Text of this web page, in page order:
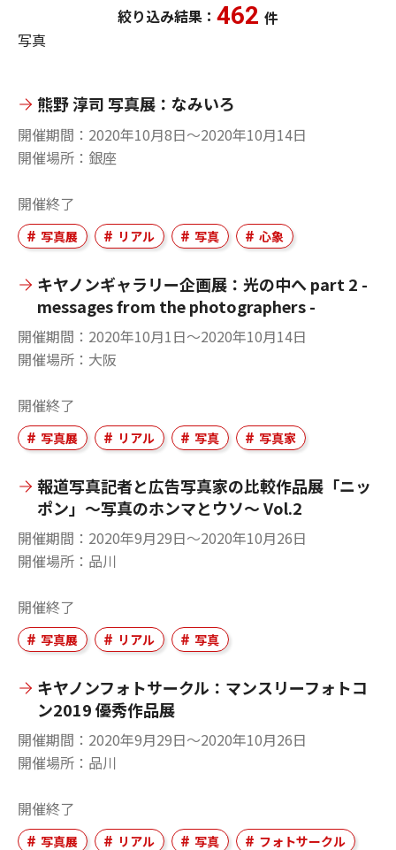
絞り込み結果： 462 件
写真
熊野 淳司 写真展：なみいろ
開催期間
2020年10月8日〜2020年10月14日
開催場所
銀座
開催終了
写真展 リアル 写真 心象
キヤノンギャラリー企画展：光の中へ part 2 -
messages from the photographers -
開催期間
2020年10月1日〜2020年10月14日
開催場所
大阪
開催終了
写真展 リアル 写真 写真家
報道写真記者と広告写真家の比較作品展「ニッ
ポン」～写真のホンマとウソ～ Vol.2
開催期間
2020年9月29日〜2020年10月26日
開催場所
品川
開催終了
写真展 リアル 写真
キヤノンフォトサークル：マンスリーフォトコ
ン2019 優秀作品展
開催期間
2020年9月29日〜2020年10月26日
開催場所
品川
開催終了
写真展 リアル 写真 フォトサークル